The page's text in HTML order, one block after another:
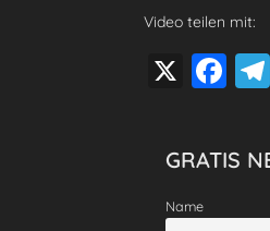
Video teilen mit:
X
F
c
e
b
GRATIS
Name